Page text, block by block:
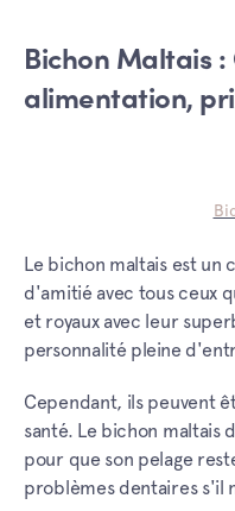
Bichon Maltais
alimentation,
Le bichon maltais est un
d'amitié avec tous ceux
et royaux avec leur
personnalité pleine
Cependant, ils peuvent
santé. Le bichon
pour que son pelage
problèmes dentaires s'il